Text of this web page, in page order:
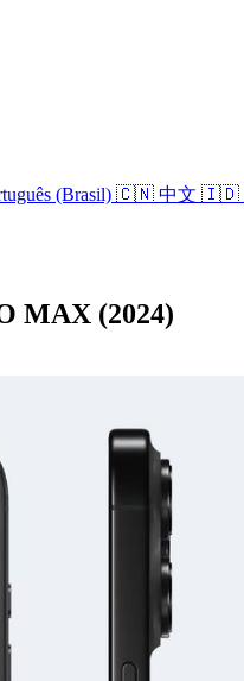
(Brasil) 🇨🇳 中文 🇮🇩
MAX (2024)